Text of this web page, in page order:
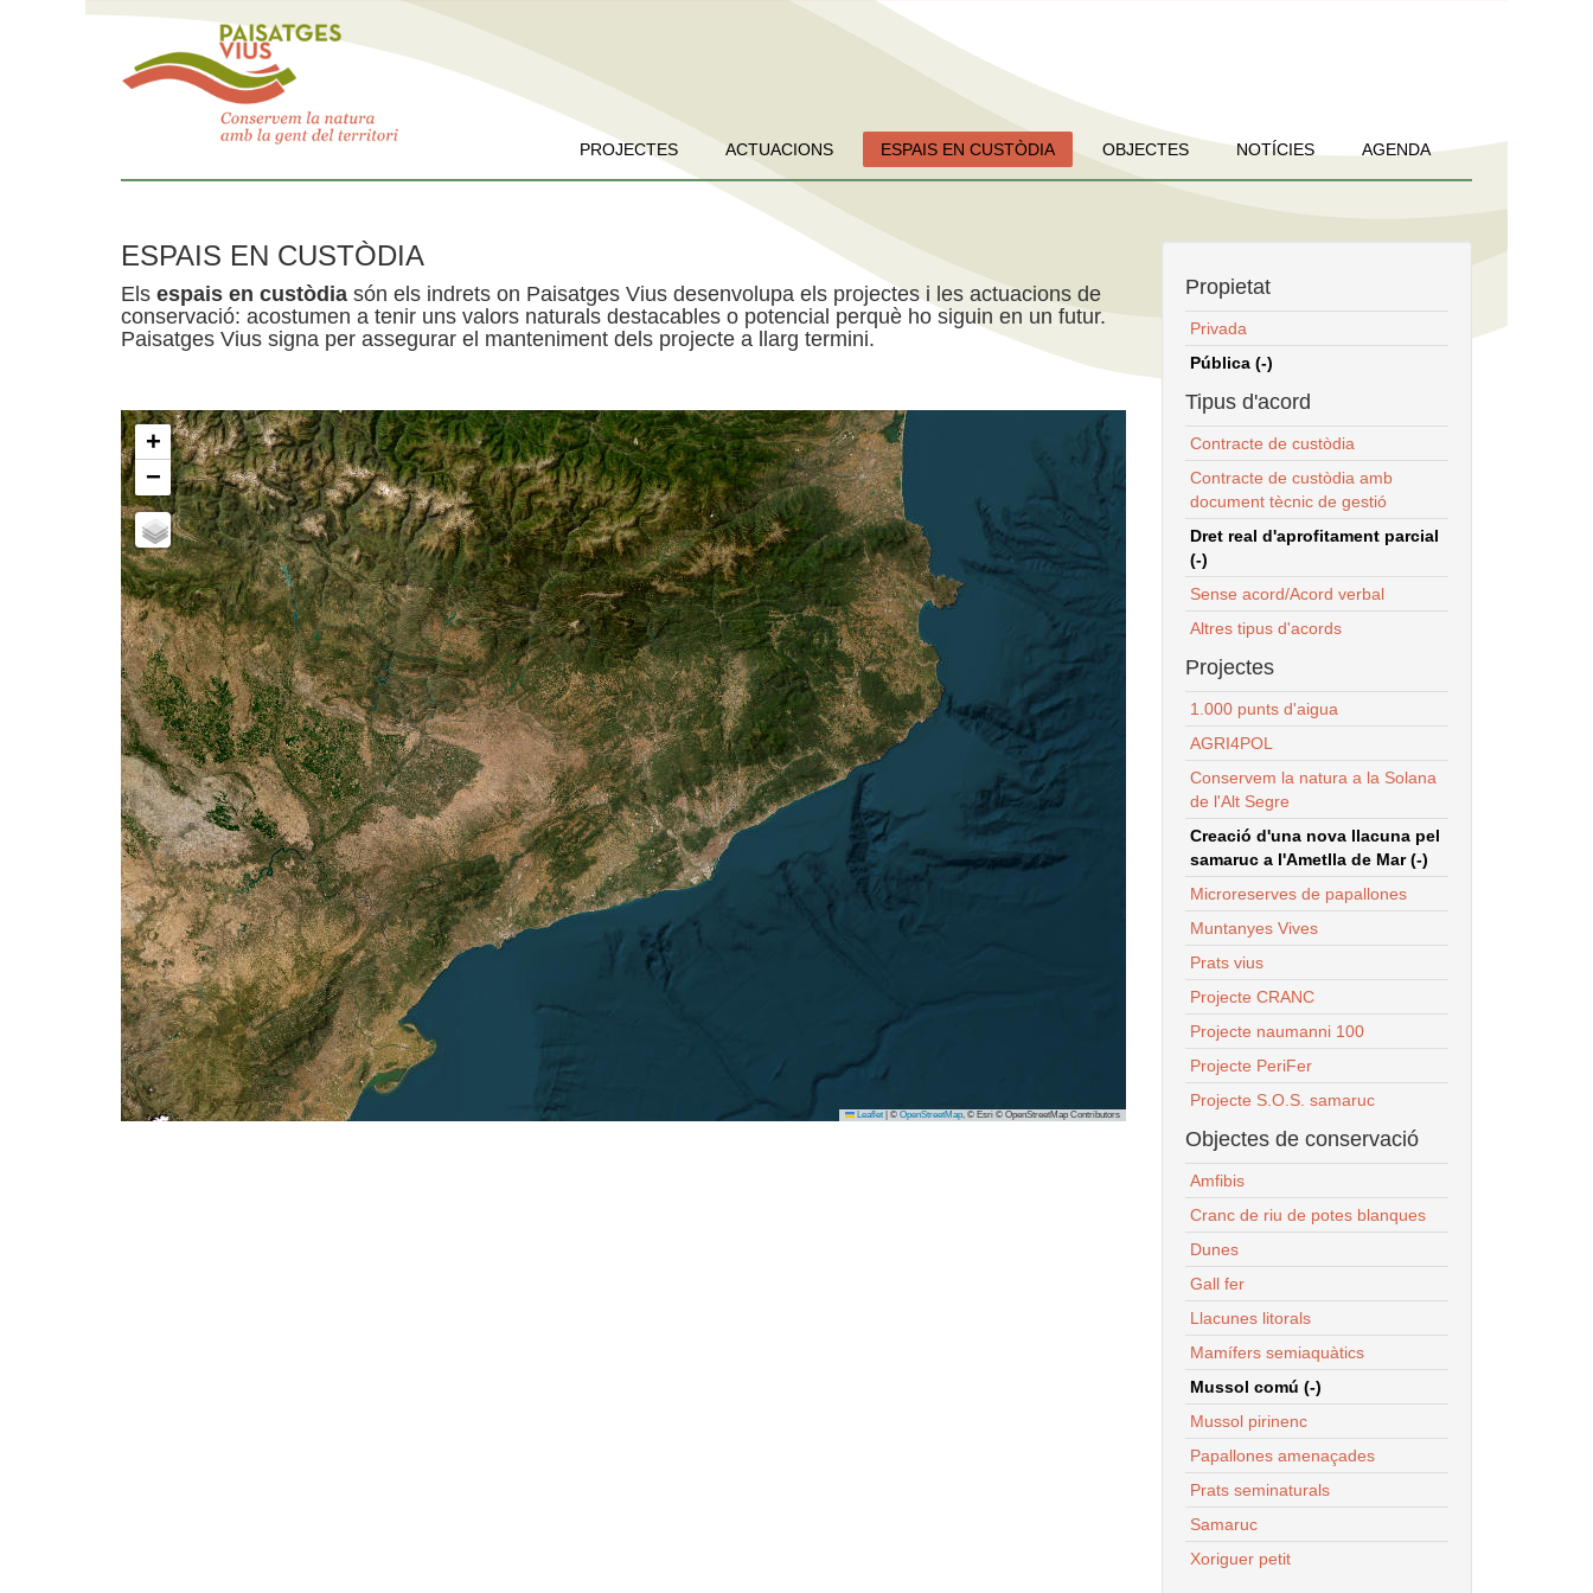
PROJECTES ACTUACIONS ESPAIS EN CUSTÒDIA OBJECTES NOTÍCIES AGENDA
ESPAIS EN CUSTÒDIA
Els espais en custòdia són els indrets on Paisatges Vius desenvolupa els projectes i les actuacions de
conservació: acostumen a tenir uns valors naturals destacables o potencial perquè ho siguin en un futur.
Paisatges Vius signa per assegurar el manteniment dels projecte a llarg termini.
+
−
Leaflet © OpenStreetMap, © Esri © OpenStreetMap Contributors
Propietat
Privada
Pública (-)
Tipus d'acord
Contracte de custòdia
Contracte de custòdia amb
document tècnic de gestió
Dret real d'aprofitament parcial
(-)
Sense acord/Acord verbal
Altres tipus d'acords
Projectes
1.000 punts d'aigua
AGRI4POL
Conservem la natura a la Solana
de l'Alt Segre
Creació d'una nova llacuna pel
samaruc a l'Ametlla de Mar (-)
Microreserves de papallones
Muntanyes Vives
Prats vius
Projecte CRANC
Projecte naumanni 100
Projecte PeriFer
Projecte S.O.S. samaruc
Objectes de conservació
Amfibis
Cranc de riu de potes blanques
Dunes
Gall fer
Llacunes litorals
Mamífers semiaquàtics
Mussol comú (-)
Mussol pirinenc
Papallones amenaçades
Prats seminaturals
Samaruc
Xoriguer petit